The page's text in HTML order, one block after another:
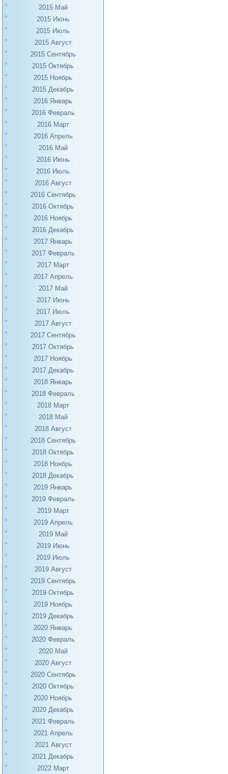
2015 Май
2015 Июнь
2015 Июль
2015 Август
2015 Сентябрь
2015 Октябрь
2015 Ноябрь
2015 Декабрь
2016 Январь
2016 Февраль
2016 Март
2016 Апрель
2016 Май
2016 Июнь
2016 Июль
2016 Август
2016 Сентябрь
2016 Октябрь
2016 Ноябрь
2016 Декабрь
2017 Январь
2017 Февраль
2017 Март
2017 Апрель
2017 Май
2017 Июнь
2017 Июль
2017 Август
2017 Сентябрь
2017 Октябрь
2017 Ноябрь
2017 Декабрь
2018 Январь
2018 Февраль
2018 Март
2018 Май
2018 Август
2018 Сентябрь
2018 Октябрь
2018 Ноябрь
2018 Декабрь
2019 Январь
2019 Февраль
2019 Март
2019 Апрель
2019 Май
2019 Июнь
2019 Июль
2019 Август
2019 Сентябрь
2019 Октябрь
2019 Ноябрь
2019 Декабрь
2020 Январь
2020 Февраль
2020 Май
2020 Август
2020 Сентябрь
2020 Октябрь
2020 Ноябрь
2020 Декабрь
2021 Февраль
2021 Апрель
2021 Август
2021 Декабрь
2022 Март